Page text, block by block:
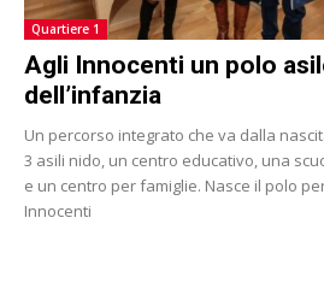
Quartiere 1
Agli Innocenti un polo
dell’infanzia
Un percorso integrato che va dalla
3 asili nido, un centro educativo, una
e un centro per famiglie. Nasce il polo
Innocenti